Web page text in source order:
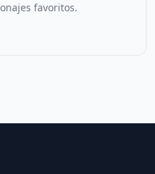
favoritos.